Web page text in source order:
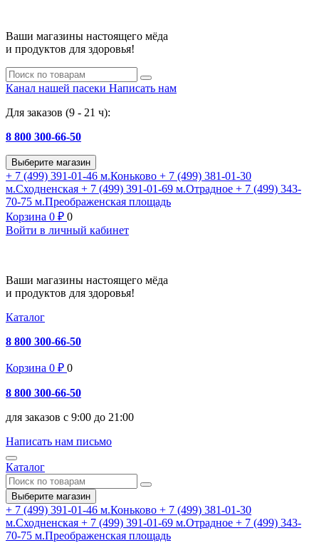
Ваши магазины настоящего мёда
и продуктов для здоровья!
Канал нашей пасеки Написать нам
Для заказов (9 - 21 ч):
8 800 300-66-50
Выберите магазин
+ 7 (499) 391-01-46 м.Коньково + 7 (499) 381-01-30
м.Сходненская + 7 (499) 391-01-69 м.Отрадное + 7 (499) 343-
70-75 м.Преображенская площадь
Корзина 0 ₽ 0
Войти в личный кабинет
Ваши магазины настоящего мёда
и продуктов для здоровья!
Каталог
8 800 300-66-50
Корзина 0 ₽ 0
8 800 300-66-50
для заказов с 9:00 до 21:00
Написать нам письмо
Каталог
Выберите магазин
+ 7 (499) 391-01-46 м.Коньково + 7 (499) 381-01-30
м.Сходненская + 7 (499) 391-01-69 м.Отрадное + 7 (499) 343-
70-75 м.Преображенская площадь